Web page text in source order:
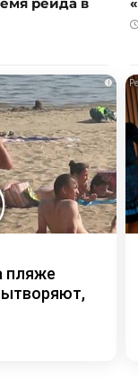
рейда в
i
пляже